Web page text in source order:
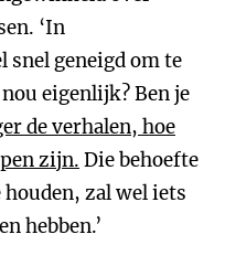
‘In
geneigd om te
eigenlijk? Ben je
de verhalen, hoe
zijn. Die behoefte
zal wel iets
hebben.’